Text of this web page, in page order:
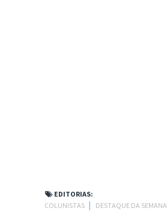
EDITORIAS:
COLUNISTAS
DESTAQUE DA SEMANA